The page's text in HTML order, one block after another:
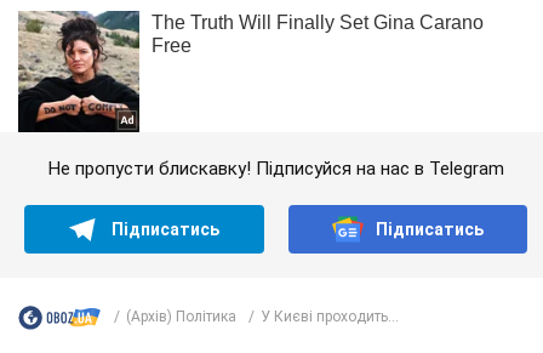
Не пропусти блискавку! Підписуйся на нас в Telegram
Підписатись Підписатись
(Архів) Політика У Києві проходить...